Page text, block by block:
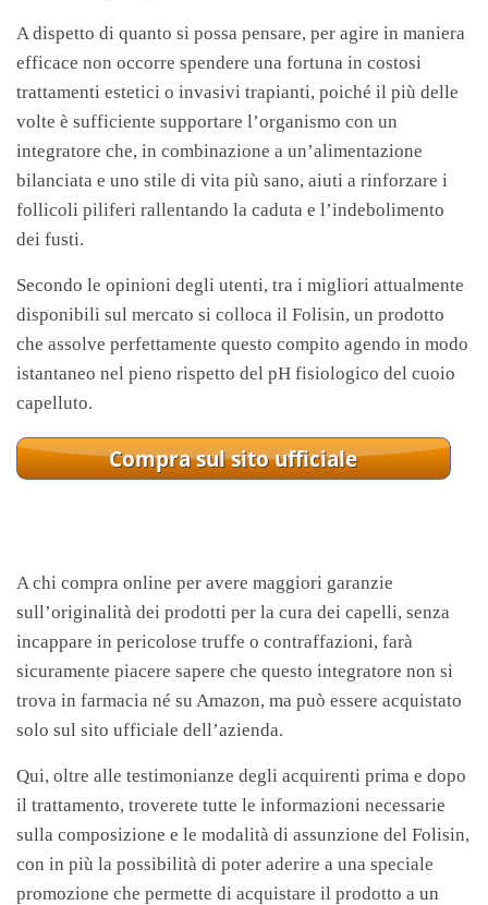
A dispetto di quanto si possa pensare, per agire in maniera
efficace non occorre spendere una fortuna in costosi
trattamenti estetici o invasivi trapianti, poiché il più delle
volte è sufficiente supportare l’organismo con un
integratore che, in combinazione a un’alimentazione
bilanciata e uno stile di vita più sano, aiuti a rinforzare i
follicoli piliferi rallentando la caduta e l’indebolimento
dei fusti.
Secondo le opinioni degli utenti, tra i migliori attualmente
disponibili sul mercato si colloca il Folisin, un prodotto
che assolve perfettamente questo compito agendo in modo
istantaneo nel pieno rispetto del pH fisiologico del cuoio
capelluto.
A chi compra online per avere maggiori garanzie
sull’originalità dei prodotti per la cura dei capelli, senza
incappare in pericolose truffe o contraffazioni, farà
sicuramente piacere sapere che questo integratore non si
trova in farmacia né su Amazon, ma può essere acquistato
solo sul sito ufficiale dell’azienda.
Qui, oltre alle testimonianze degli acquirenti prima e dopo
il trattamento, troverete tutte le informazioni necessarie
sulla composizione e le modalità di assunzione del Folisin,
con in più la possibilità di poter aderire a una speciale
promozione che permette di acquistare il prodotto a un